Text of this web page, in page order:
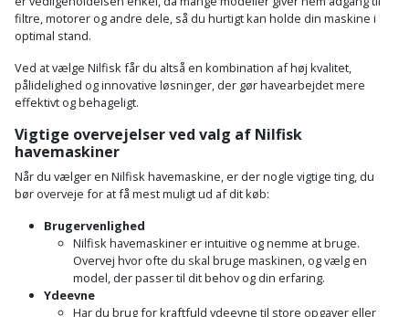
Grundmursplader
Hardieplank
brædder
Hemsestige
Isolering
Komposit
terrassebrædder
Lecablokke
Glasløfter
Glasskærer
Hæftepistol
og
-
hammer
Hammer
Bordrundsav
Bore-
og
skruemaskine
Borehammer
Boremaskinetilbehør
Detektor
Diamantskæremaskine
og
kædesav
tilbehør
Pælebor
Plæneklipper
Plæneklipper
tilbehør
Robotplæneklipper
Robotplæneklipper
Camping
Damprengøring
Dørmåtte
Dørrist
Drivhus
Drivhustilbehør
Elartikler
indeklima
Aktiviteter
filtre, motorer og andre dele, så du hurtigt kan holde din maskine i
optimal stand.
Ved at vælge Nilfisk får du altså en kombination af høj kvalitet,
pålidelighed og innovative løsninger, der gør havearbejdet mere
effektivt og behageligt.
Vigtige overvejelser ved valg af Nilfisk
havemaskiner
Når du vælger en Nilfisk havemaskine, er der nogle vigtige ting, du
bør overveje for at få mest muligt ud af dit køb:
Brugervenlighed
Nilfisk havemaskiner er intuitive og nemme at bruge.
Overvej hvor ofte du skal bruge maskinen, og vælg en
model, der passer til dit behov og din erfaring.
Ydeevne
Har du brug for kraftfuld ydeevne til store opgaver eller